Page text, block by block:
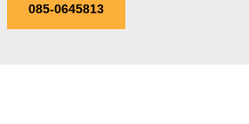
085-0645813